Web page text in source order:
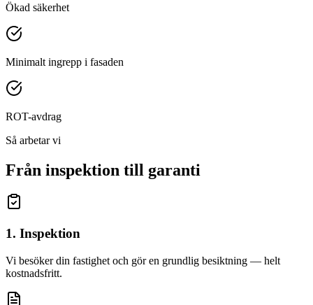
Ökad säkerhet
Minimalt ingrepp i fasaden
ROT-avdrag
Så arbetar vi
Från inspektion till garanti
1. Inspektion
Vi besöker din fastighet och gör en grundlig besiktning — helt
kostnadsfritt.